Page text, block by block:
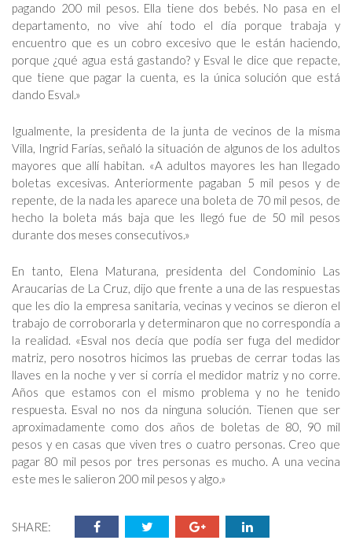
pagando 200 mil pesos. Ella tiene dos bebés. No pasa en el
departamento, no vive ahí todo el día porque trabaja y
encuentro que es un cobro excesivo que le están haciendo,
porque ¿qué agua está gastando? y Esval le dice que repacte,
que tiene que pagar la cuenta, es la única solución que está
dando Esval.»
Igualmente, la presidenta de la junta de vecinos de la misma
Villa, Ingrid Farías, señaló la situación de algunos de los adultos
mayores que allí habitan. «A adultos mayores les han llegado
boletas excesivas. Anteriormente pagaban 5 mil pesos y de
repente, de la nada les aparece una boleta de 70 mil pesos, de
hecho la boleta más baja que les llegó fue de 50 mil pesos
durante dos meses consecutivos.»
En tanto, Elena Maturana, presidenta del Condominio Las
Araucarias de La Cruz, dijo que frente a una de las respuestas
que les dio la empresa sanitaria, vecinas y vecinos se dieron el
trabajo de corroborarla y determinaron que no correspondía a
la realidad. «Esval nos decía que podía ser fuga del medidor
matriz, pero nosotros hicimos las pruebas de cerrar todas las
llaves en la noche y ver si corría el medidor matriz y no corre.
Años que estamos con el mismo problema y no he tenido
respuesta. Esval no nos da ninguna solución. Tienen que ser
aproximadamente como dos años de boletas de 80, 90 mil
pesos y en casas que viven tres o cuatro personas. Creo que
pagar 80 mil pesos por tres personas es mucho. A una vecina
este mes le salieron 200 mil pesos y algo.»
SHARE: